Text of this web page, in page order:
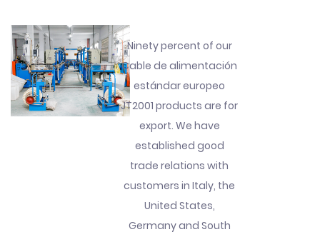
Ninety percent of our
Cable de alimentación
estándar europeo
JT2001 products are for
export. We have
established good
trade relations with
customers in Italy, the
United States,
Germany and South